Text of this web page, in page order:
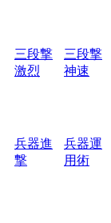
三段撃
激烈
三段撃
神速
兵器進
撃
兵器運
用術